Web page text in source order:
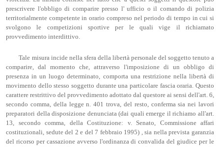
prescrivere l'obbligo di comparire presso l' ufficio o il comando di polizia
territorialmente competente in orario compreso nel periodo di tempo in cui si
svolgono le competizioni sportive per le quali vige il richiamato
provvedimento interdittivo.
Tale misura incide nella sfera della libertà personale del soggetto tenuto a
comparire, dal momento che, attraverso l'imposizione di un obbligo di
presenza in un luogo determinato, comporta una restrizione nella libertà di
movimento dello stesso soggetto durante una particolare fascia oraria. Questo
carattere restrittivo del provvedimento adottato dal questore ai sensi dell'art. 6,
secondo comma, della legge n. 401 trova, del resto, conferma sia nei lavori
preparatori della disposizione denunciata (dai quali emerge il richiamo all'art.
13, secondo comma, della Costituzione: v. Senato, Commissione affari
costituzionali, sedute del 2 e del 7 febbraio 1995) , sia nella prevista garanzia
del ricorso per cassazione avverso l'ordinanza di convalida del giudice per le